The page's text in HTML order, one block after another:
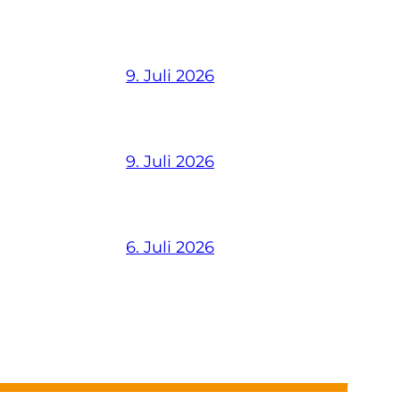
9. Juli 2026
9. Juli 2026
6. Juli 2026